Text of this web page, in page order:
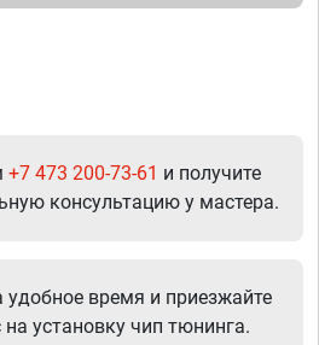
+7 473 200-73-61 и получите
консультацию у мастера.
удобное время и приезжайте
установку чип тюнинга.